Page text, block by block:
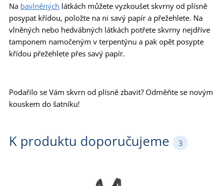
Na bavlněných látkách můžete vyzkoušet skvrny od plísně
posypat křídou, položte na ni savý papír a přežehlete. Na
vlněných nebo hedvábných látkách potřete skvrny nejdříve
tamponem namočeným v terpentýnu a pak opět posypte
křídou přežehlete přes savý papír.
Podařilo se Vám skvrn od plísně zbavit? Odměňte se novým
kouskem do šatníku!
K produktu doporučujeme 3